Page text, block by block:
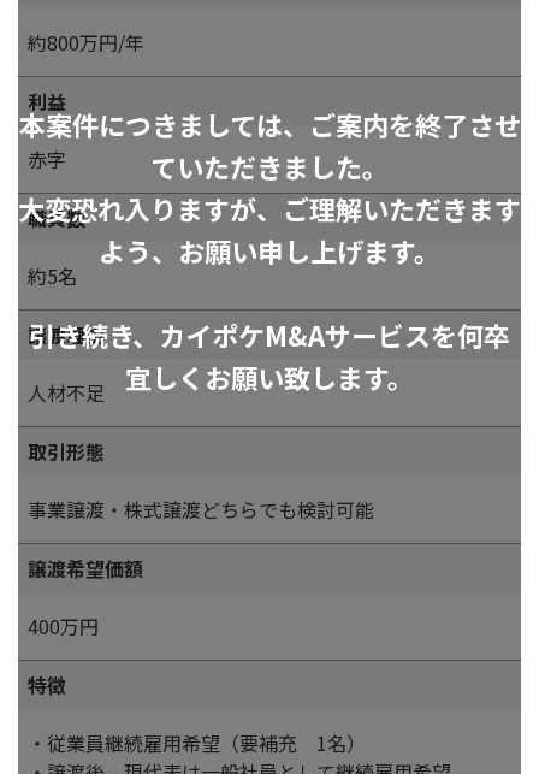
本案件につきましては、ご案内を終了させ
ていただきました。
大変恐れ入りますが、ご理解いただきます
よう、お願い申し上げます。
引き続き、カイポケM&Aサービスを何卒
宜しくお願い致します。
約800万円/年
利益
赤字
職員数
約5名
譲渡理由
人材不足
取引形態
事業譲渡・株式譲渡どちらでも検討可能
譲渡希望価額
400万円
特徴
・従業員継続雇用希望（要補充 1名）